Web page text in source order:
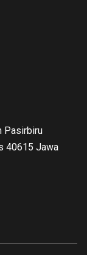
Pasirbiru
40615 Jawa